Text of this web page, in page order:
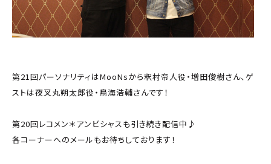
第21回パーソナリティはMooNsから釈村帝人役・増田俊樹さん、ゲ
ストは夜叉丸朔太郎役・鳥海浩輔さんです！
第20回レコメン＊アンビシャスも引き続き配信中♪
各コーナーへのメールもお待ちしております！